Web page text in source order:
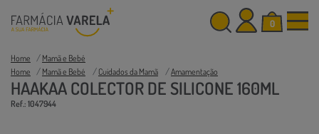
0
Home
Mamã e Bebé
Home
Mamã e Bebé Cuidados da Mamã Amamentação
HAAKAA COLECTOR DE SILICONE 160ML
Ref.: 1047944